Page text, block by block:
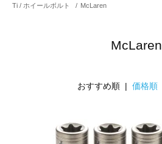
Ti / ホイールボルト / McLaren
McLaren
おすすめ順 | 価格順